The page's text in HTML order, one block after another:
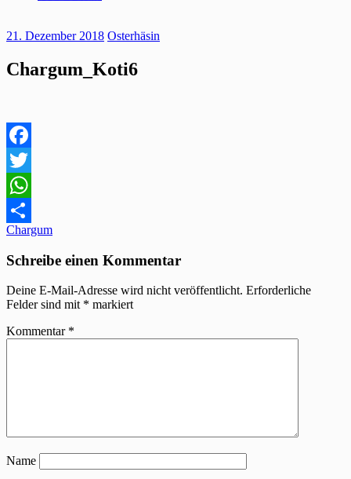
21. Dezember 2018 Osterhäsin
Chargum_Koti6
Facebook
Twitter
WhatsApp
Teilen
Beitragsnavigation
Chargum
Schreibe einen Kommentar
Deine E-Mail-Adresse wird nicht veröffentlicht. Erforderliche
Felder sind mit * markiert
Kommentar *
Name